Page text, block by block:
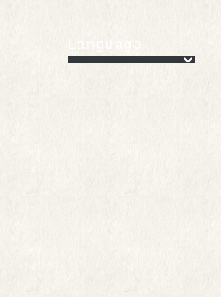
Language